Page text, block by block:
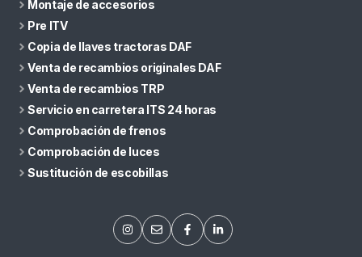
Montaje de accesorios
Pre ITV
Copia de llaves tractoras DAF
Venta de recambios originales DAF
Venta de recambios TRP
Servicio en carretera ITS 24 horas
Comprobación de frenos
Comprobación de luces
Sustitución de escobillas